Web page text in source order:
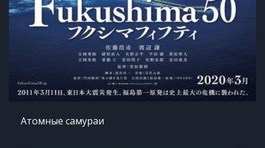
Атомные самураи